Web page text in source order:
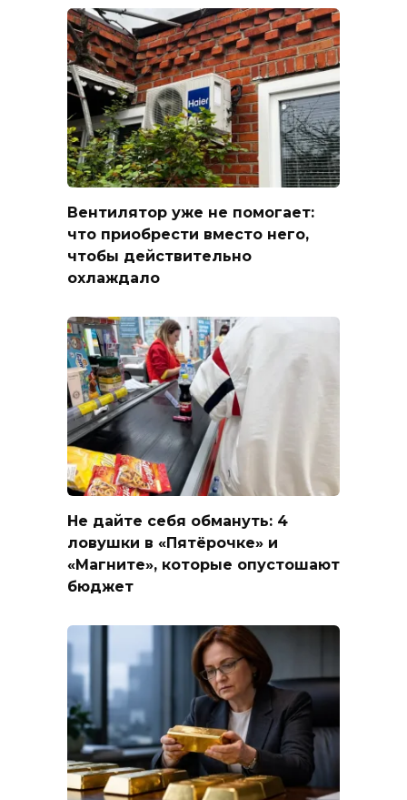
Вентилятор уже не помогает:
что приобрести вместо него,
чтобы действительно
охлаждало
Не дайте себя обмануть: 4
ловушки в «Пятёрочке» и
«Магните», которые опустошают
бюджет